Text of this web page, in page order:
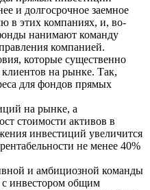
и долгосрочное заемное
в этих компаниях, и, во-
нанимают команду
компанией.
которые существенно
на рынке. Так,
для фондов прямых
на рынке, а
стоимости активов в
инвестиций увеличится
не менее 40%
и амбициозной команды
инвестором общим